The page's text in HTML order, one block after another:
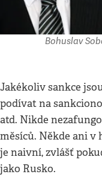
Bohuslav
Jakékoliv sankce
podívat na
atd. Nikde
měsíců. Někde ani
je naivní, zvlášť
jako Rusko.